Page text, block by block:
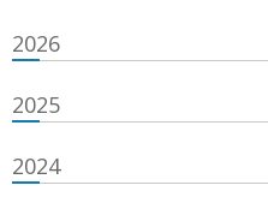
2026
2025
2024